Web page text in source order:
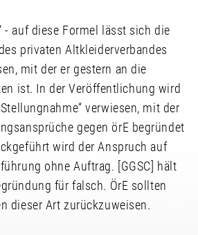
- auf diese Formel lässt sich die
privaten Altkleiderverbandes
mit der er gestern an die
ist. In der Veröffentlichung wird
verwiesen, mit der
gegen örE begründet
wird der Anspruch auf
ohne Auftrag. [GGSC] hält
für falsch. ÖrE sollten
dieser Art zurückzuweisen.